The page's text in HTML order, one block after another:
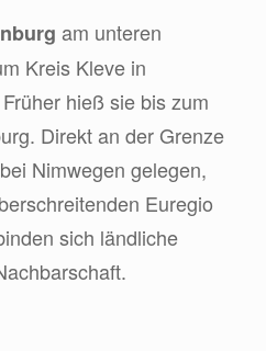
am unteren
Kreis Kleve in
hieß sie bis zum
Direkt an der Grenze
Nimwegen gelegen,
Euregio
sich ländliche